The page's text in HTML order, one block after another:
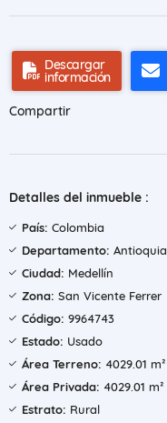
Descargar
información
Compartir
Detalles del inmueble :
País: Colombia
Departamento: Antioquia
Ciudad: Medellín
Zona: San Vicente Ferrer
Código: 9964743
Estado: Usado
Área Terreno: 4029.01 m²
Área Privada: 4029.01 m²
Estrato: Rural